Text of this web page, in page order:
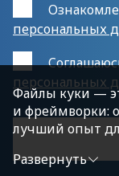
персональных
персональных
Файлы куки —
и фреймворки:
лучший опыт
политикой
«Принимаю
Развернуть